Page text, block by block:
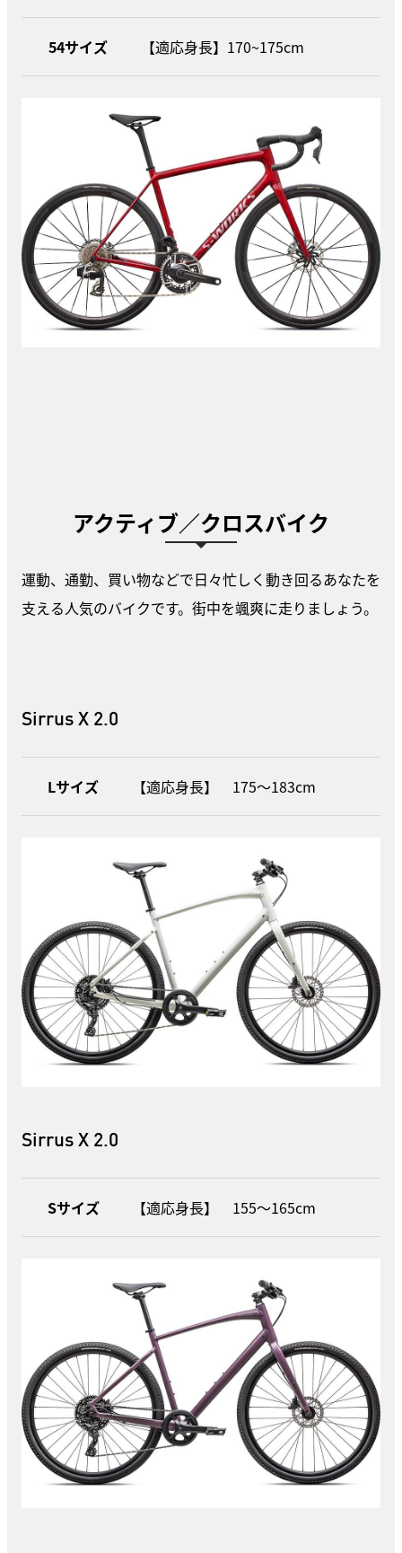
54サイズ 【適応身長】170~175cm
アクティブ／クロスバイク
運動、通勤、買い物などで日々忙しく動き回るあなたを
支える人気のバイクです。街中を颯爽に走りましょう。
Sirrus X 2.0
Lサイズ 【適応身長】 175〜183cm
Sirrus X 2.0
Sサイズ 【適応身長】 155〜165cm